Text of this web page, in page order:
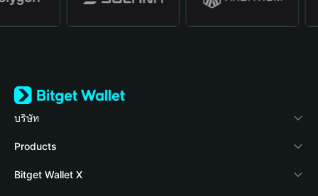
บริษัท
เกี่ยวกับ Bitget Wallet
Blog
Products
Crypto Card
Bitget Wallet X